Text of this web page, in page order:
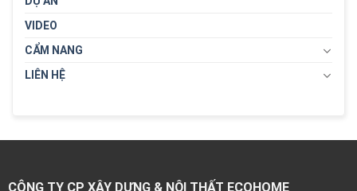
VIDEO
CẨM NANG
LIÊN HỆ
CÔNG TY CP XÂY DỰNG & NỘI THẤT ECOHOME